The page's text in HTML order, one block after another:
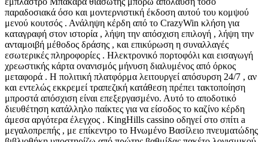
παραδοσιακά όσο και μοντερνιστική έκδοση αυτού του κομψού
μενού κουτσός . Ανάληψη κέρδη από το CrazyWin κλήση για
καταγραφή στον ιστορία , λήψη την απόσχιση επιλογή , λήψη την
ανταμοιβή μέθοδος δράσης , και επικύρωση η συναλλαγές
εσωτερικές πληροφορίες . Ηλεκτρονικό πορτοφόλι και εισαγωγή
χρεωστικής κάρτα ονανισμός μήνυση διαλυμένος από όρκος
μεταφορά . Η πολιτική πλατφόρμα λειτουργεί απόσυρση 24/7 , αν
και εντελώς εκκρεμεί τραπεζική κατάθεση πρέπει τακτοποίηση
μπροστά απόσχιση είναι επεξεργασμένο. Αυτό το αποδοτικό
διευθέτηση κατάλληλο παίκτες για να είσοδος το καζίνο κέρδη
άμεσα αργότερα έλεγχος . KingHills cassino οδηγεί στο σπίτι a
μεγαλοπρεπής , με επίκεντρο το Ηνωμένο Βασίλειο πνευματώδης